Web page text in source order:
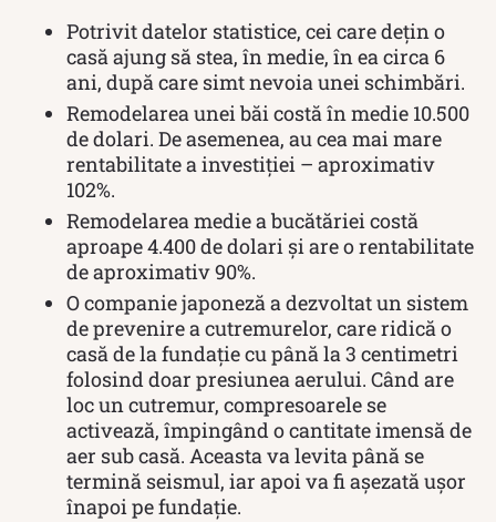
Potrivit datelor statistice, cei care dețin o
casă ajung să stea, în medie, în ea circa 6
ani, după care simt nevoia unei schimbări.
Remodelarea unei băi costă în medie 10.500
de dolari. De asemenea, au cea mai mare
rentabilitate a investiției – aproximativ
102%.
Remodelarea medie a bucătăriei costă
aproape 4.400 de dolari și are o rentabilitate
de aproximativ 90%.
O companie japoneză a dezvoltat un sistem
de prevenire a cutremurelor, care ridică o
casă de la fundație cu până la 3 centimetri
folosind doar presiunea aerului. Când are
loc un cutremur, compresoarele se
activează, împingând o cantitate imensă de
aer sub casă. Aceasta va levita până se
termină seismul, iar apoi va fi așezată ușor
înapoi pe fundație.